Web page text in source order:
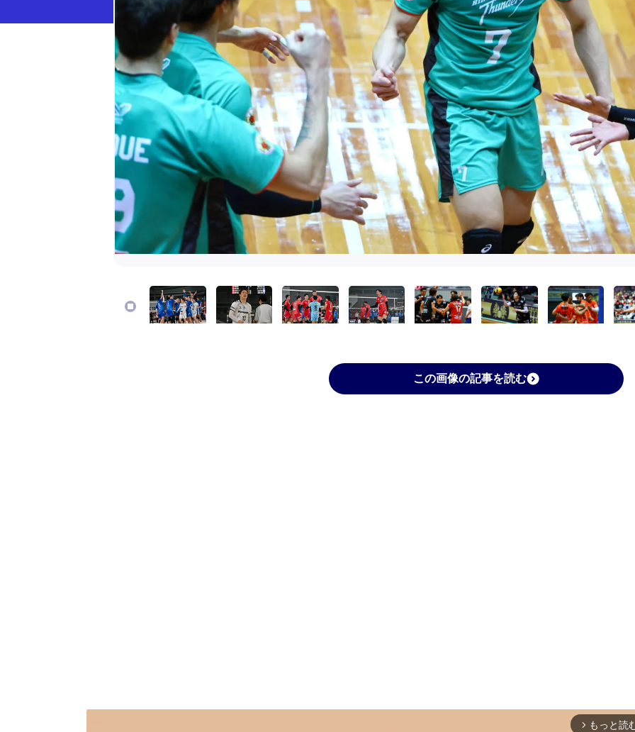
この画像の記事を読む
arrow_forward_ios もっと読